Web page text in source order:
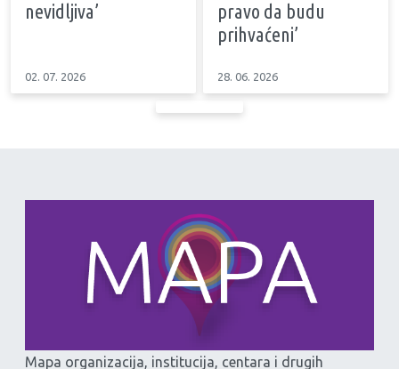
nevidljiva’
02. 07. 2026
pravo da budu
prihvaćeni’
28. 06. 2026
Mapa organizacija, institucija, centara i drugih